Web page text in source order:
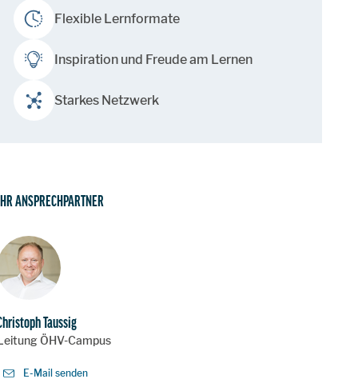
Flexible Lernformate
Inspiration und Freude am Lernen
Starkes Netzwerk
ANSPRECHPARTNER
Taussig
ÖHV-Campus
E-Mail senden